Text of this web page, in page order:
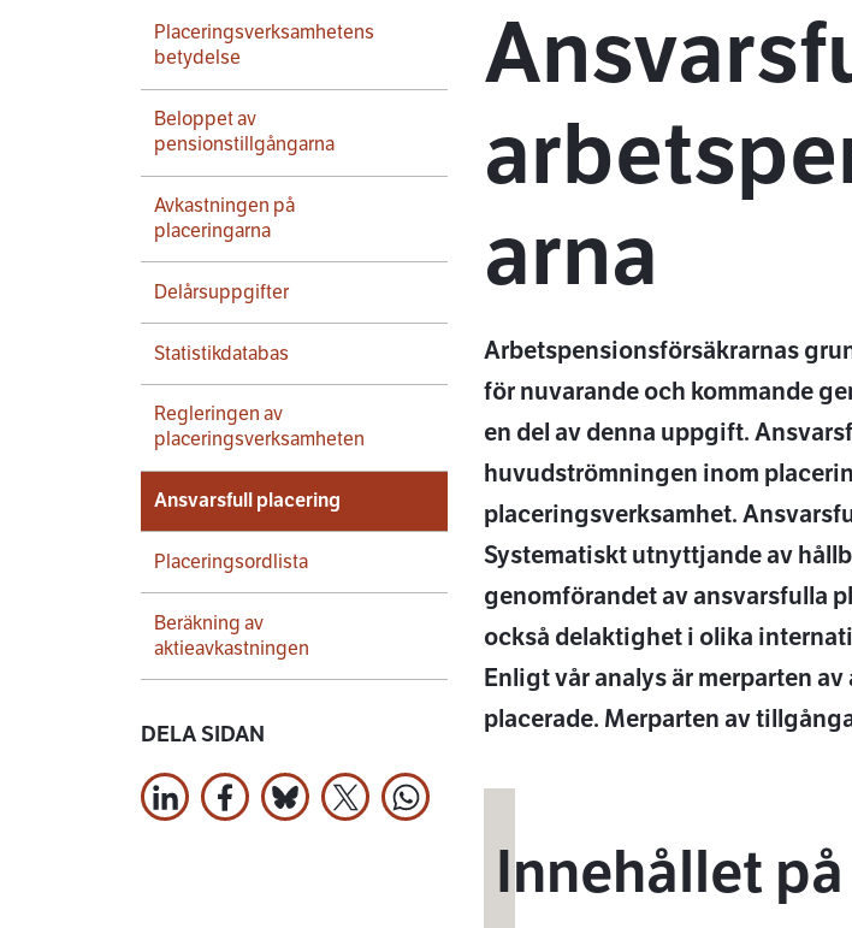
arna
Arbetspensionsförsäkrarnas
för nuvarande och kommande
en del av denna uppgift.
huvudströmningen inom
placeringsverksamhet.
Systematiskt utnyttjande av
genomförandet av ansvarsfulla
också delaktighet i olika
Enligt vår analys är merparten
placerade. Merparten av
Innehållet
Placeringsverksamhetens
betydelse
Beloppet av
pensionstillgångarna
Avkastningen på
placeringarna
Delårsuppgifter
Statistikdatabas
Regleringen av
placeringsverksamheten
Ansvarsfull placering
Placeringsordlista
Beräkning av
aktieavkastningen
DELA SIDAN
Dela på LinkedIn
Dela på Facebook
Jaa Bluesky:ssa
Dela på XDela på WhatsApp